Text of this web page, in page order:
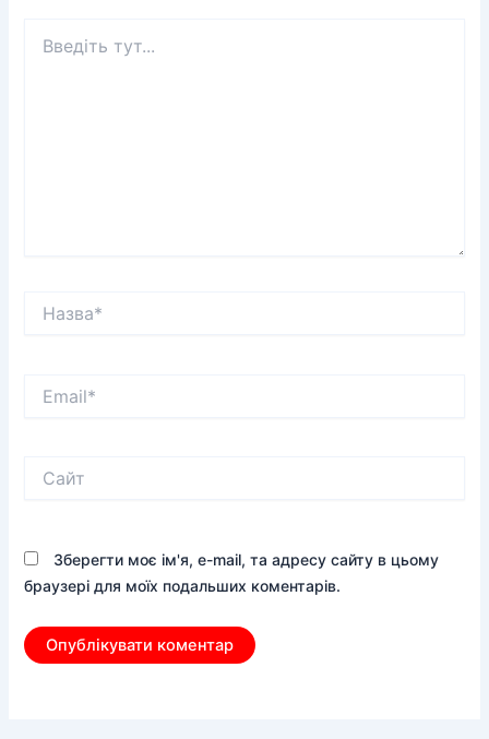
тут...
Зберегти моє ім'я, e-mail, та адресу сайту в цьому
браузері для моїх подальших коментарів.